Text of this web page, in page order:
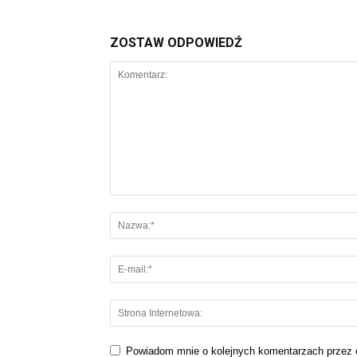
ZOSTAW ODPOWIEDŹ
Powiadom mnie o kolejnych komentarzach przez